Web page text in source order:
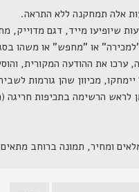
ומחיר, תמונה ברוחב מתאים